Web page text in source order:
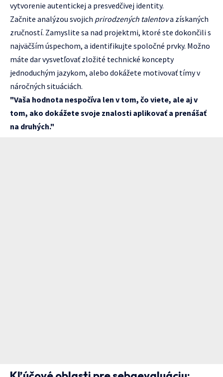
vytvorenie autentickej a presvedčivej identity.
Začnite analýzou svojich prirodzených talentova získaných
zručností. Zamyslite sa nad projektmi, ktoré ste dokončili s
najväčším úspechom, a identifikujte spoločné prvky. Možno
máte dar vysvetľovať zložité technické koncepty
jednoduchým jazykom, alebo dokážete motivovať tímy v
náročných situáciách.
"Vaša hodnota nespočíva len v tom, čo viete, ale aj v
tom, ako dokážete svoje znalosti aplikovať a prenášať
na druhých."